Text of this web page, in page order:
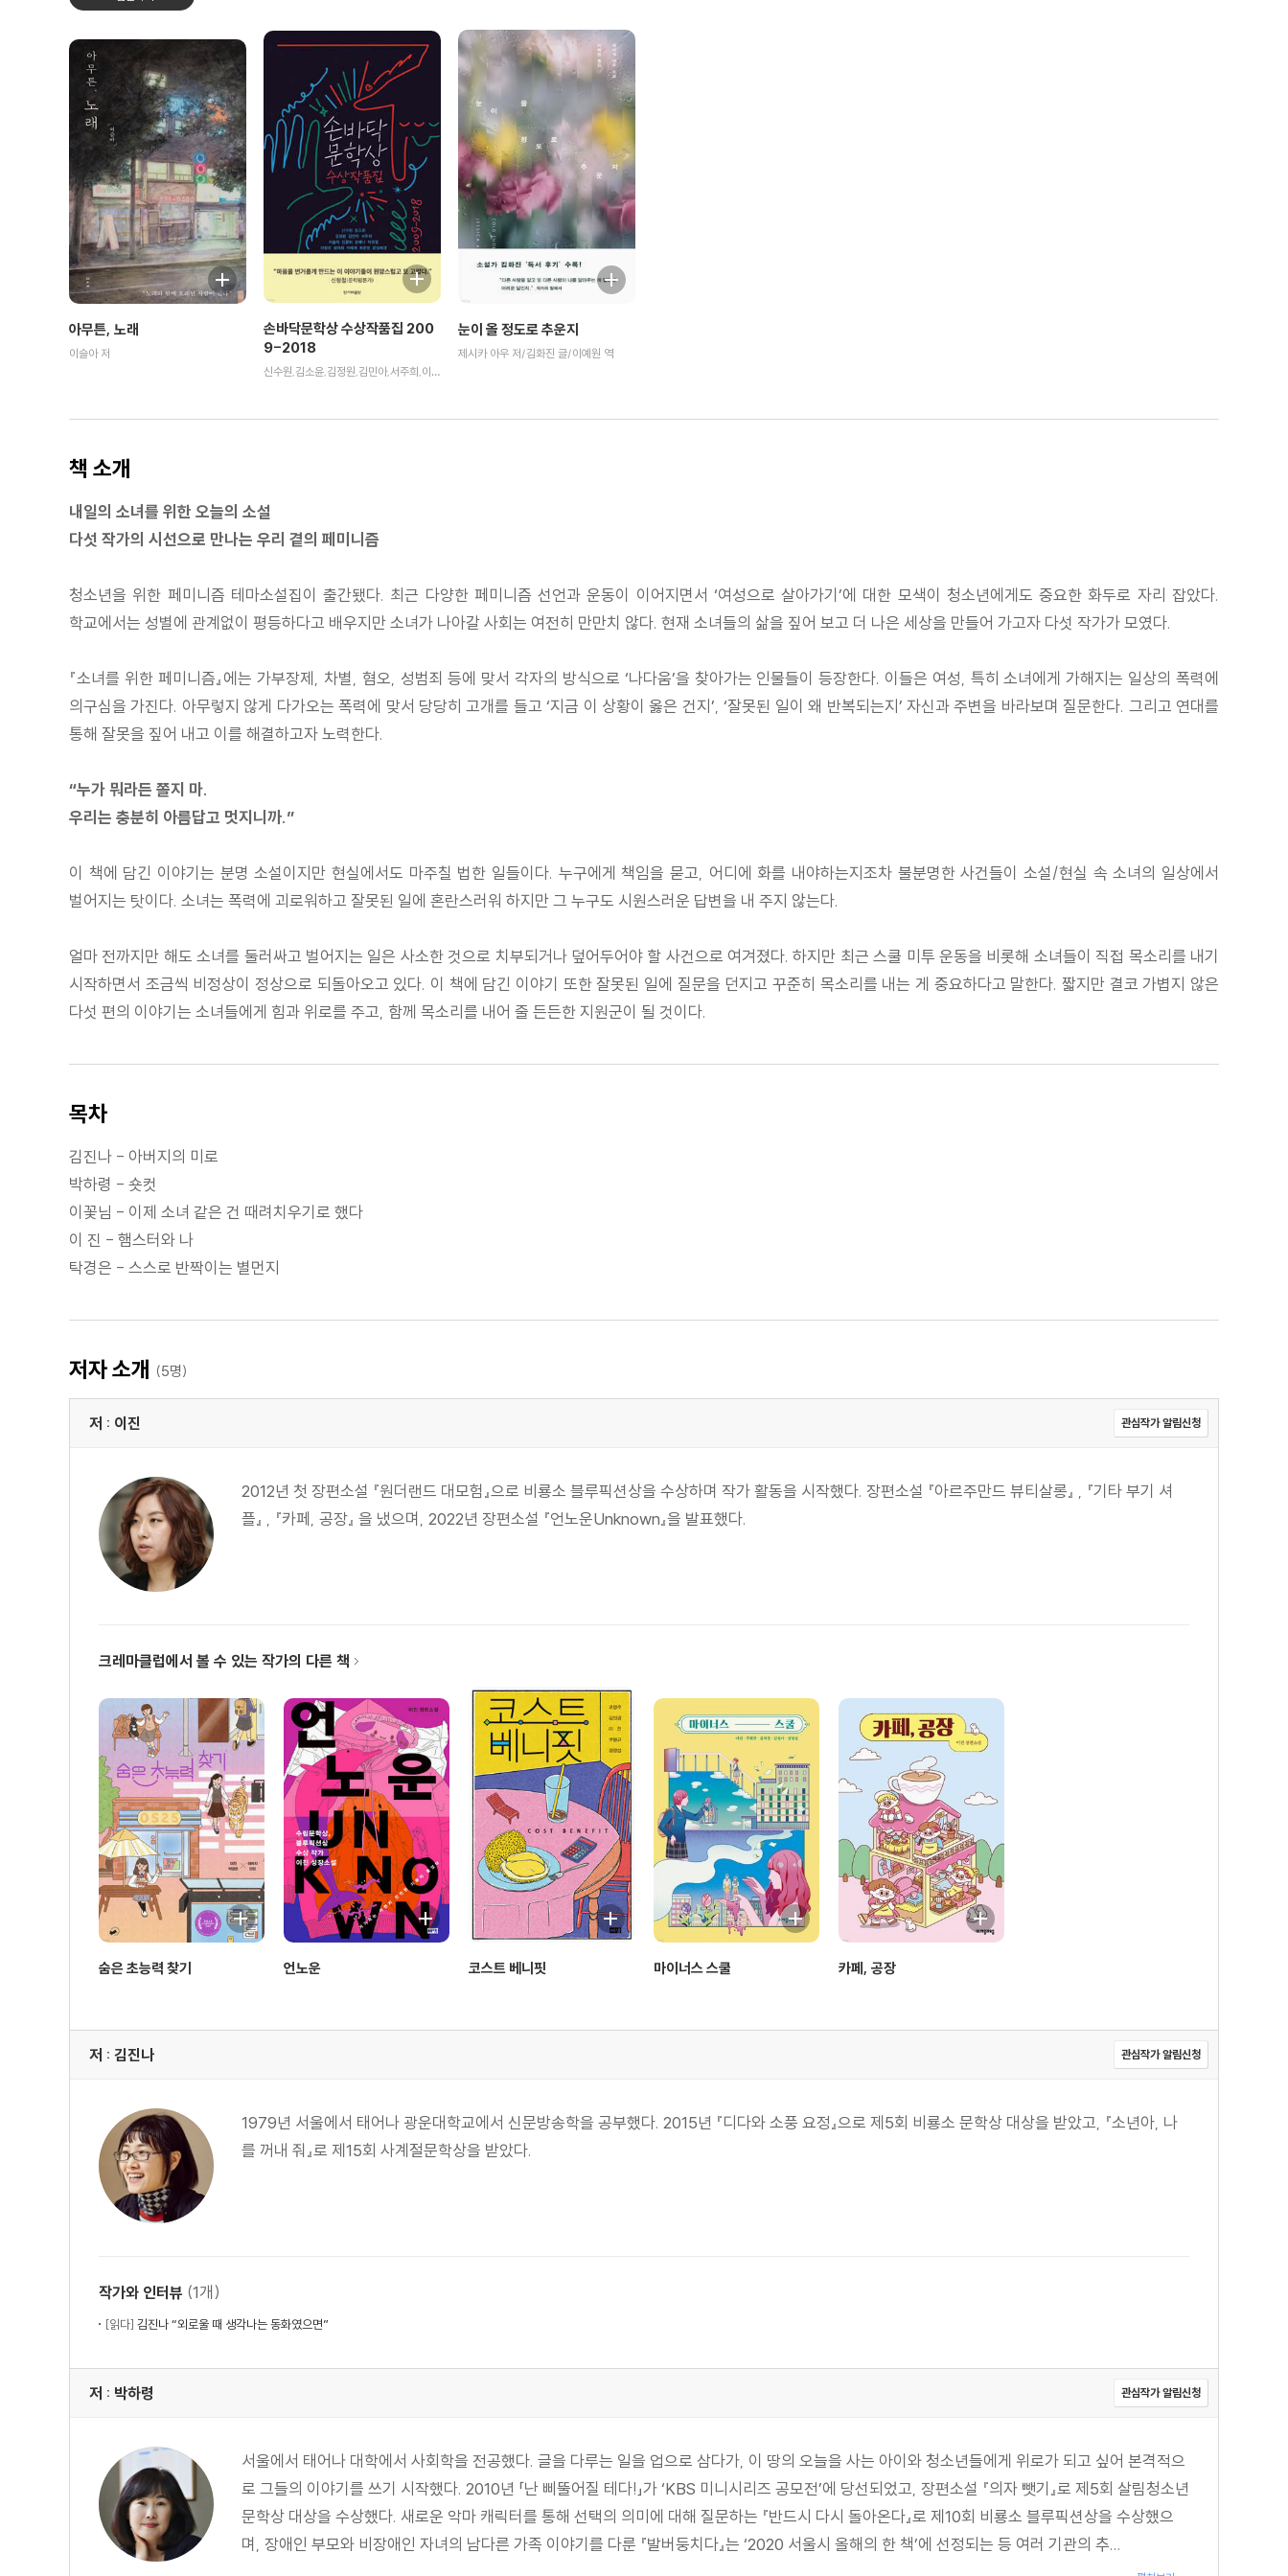
아무튼, 노래
이슬아 저
손바닥문학상 수상작품집 200
9-2018
신수원,김소윤,김정원,김민아,서주희,이슬아,김광희,성해나,이유경,이항로,정재희,이혜재,최준영,장
눈이 올 정도로 추운지
제시카 아우 저/김화진 글/이예원 역
책 소개
내일의 소녀를 위한 오늘의 소설
다섯 작가의 시선으로 만나는 우리 곁의 페미니즘
청소년을 위한 페미니즘 테마소설집이 출간됐다. 최근 다양한 페미니즘 선언과 운동이 이어지면서 ‘여성으로 살아가기’에 대한 모색이 청소년에게도 중요한 화두로 자리 잡았다.
학교에서는 성별에 관계없이 평등하다고 배우지만 소녀가 나아갈 사회는 여전히 만만치 않다. 현재 소녀들의 삶을 짚어 보고 더 나은 세상을 만들어 가고자 다섯 작가가 모였다.
『소녀를 위한 페미니즘』에는 가부장제, 차별, 혐오, 성범죄 등에 맞서 각자의 방식으로 ‘나다움’을 찾아가는 인물들이 등장한다. 이들은 여성, 특히 소녀에게 가해지는 일상의 폭력에
의구심을 가진다. 아무렇지 않게 다가오는 폭력에 맞서 당당히 고개를 들고 ‘지금 이 상황이 옳은 건지’, ‘잘못된 일이 왜 반복되는지’ 자신과 주변을 바라보며 질문한다. 그리고 연대를
통해 잘못을 짚어 내고 이를 해결하고자 노력한다.
“누가 뭐라든 쫄지 마.
우리는 충분히 아름답고 멋지니까.”
이 책에 담긴 이야기는 분명 소설이지만 현실에서도 마주칠 법한 일들이다. 누구에게 책임을 묻고, 어디에 화를 내야하는지조차 불분명한 사건들이 소설/현실 속 소녀의 일상에서
벌어지는 탓이다. 소녀는 폭력에 괴로워하고 잘못된 일에 혼란스러워 하지만 그 누구도 시원스러운 답변을 내 주지 않는다.
얼마 전까지만 해도 소녀를 둘러싸고 벌어지는 일은 사소한 것으로 치부되거나 덮어두어야 할 사건으로 여겨졌다. 하지만 최근 스쿨 미투 운동을 비롯해 소녀들이 직접 목소리를 내기
시작하면서 조금씩 비정상이 정상으로 되돌아오고 있다. 이 책에 담긴 이야기 또한 잘못된 일에 질문을 던지고 꾸준히 목소리를 내는 게 중요하다고 말한다. 짧지만 결코 가볍지 않은
다섯 편의 이야기는 소녀들에게 힘과 위로를 주고, 함께 목소리를 내어 줄 든든한 지원군이 될 것이다.
목차
김진나 - 아버지의 미로
박하령 - 숏컷
이꽃님 - 이제 소녀 같은 건 때려치우기로 했다
이 진 - 햄스터와 나
탁경은 - 스스로 반짝이는 별먼지
저자 소개 (5명)
저 : 이진 관심작가 알림신청
2012년 첫 장편소설 『원더랜드 대모험』으로 비룡소 블루픽션상을 수상하며 작가 활동을 시작했다. 장편소설 『아르주만드 뷰티살롱』 , 『기타 부기 셔
플』 , 『카페, 공장』 을 냈으며, 2022년 장편소설 『언노운Unknown』을 발표했다.
크레마클럽에서 볼 수 있는 작가의 다른 책
숨은 초능력 찾기 언노운 코스트 베니핏 마이너스 스쿨 카페, 공장
저 : 김진나 관심작가 알림신청
1979년 서울에서 태어나 광운대학교에서 신문방송학을 공부했다. 2015년 『디다와 소풍 요정』으로 제5회 비룡소 문학상 대상을 받았고, 『소년아, 나
를 꺼내 줘』로 제15회 사계절문학상을 받았다.
작가와 인터뷰 (1개)
[읽다] 김진나 “외로울 때 생각나는 동화였으면”
저 : 박하령 관심작가 알림신청
서울에서 태어나 대학에서 사회학을 전공했다. 글을 다루는 일을 업으로 삼다가, 이 땅의 오늘을 사는 아이와 청소년들에게 위로가 되고 싶어 본격적으
로 그들의 이야기를 쓰기 시작했다. 2010년 「난 삐뚤어질 테다!」가 ‘KBS 미니시리즈 공모전’에 당선되었고, 장편소설 『의자 뺏기』로 제5회 살림청소년
문학상 대상을 수상했다. 새로운 악마 캐릭터를 통해 선택의 의미에 대해 질문하는 『반드시 다시 돌아온다』로 제10회 비룡소 블루픽션상을 수상했으
며, 장애인 부모와 비장애인 자녀의 남다른 가족 이야기를 다룬 『발버둥치다』는 ‘2020 서울시 올해의 한 책’에 선정되는 등 여러 기관의 추...